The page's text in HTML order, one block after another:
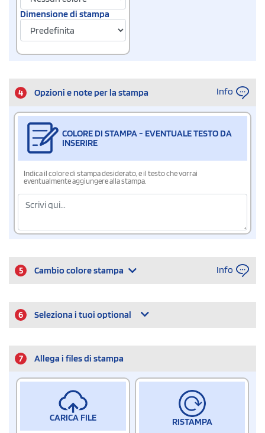
Dimensione di stampa
4 Opzioni e note per la stampa Info
COLORE DI STAMPA - EVENTUALE TESTO DA
INSERIRE
Indica il colore di stampa desiderato, e il testo che vorrai
eventualmente aggiungere alla stampa.
5 Cambio colore stampa Info
6 Seleziona i tuoi optional
7 Allega i files di stampa
CARICA FILE RISTAMPA